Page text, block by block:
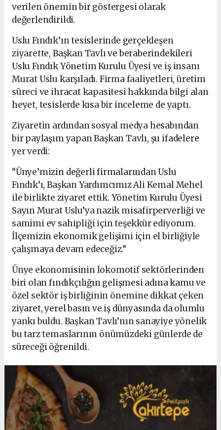
verilen önemin bir göstergesi olarak
değerlendirildi.
Uslu Fındık’ın tesislerinde gerçekleşen
ziyarette, Başkan Tavlı ve beraberindekileri
Uslu Fındık Yönetim Kurulu Üyesi ve iş insanı
Murat Uslu karşıladı. Firma faaliyetleri, üretim
süreci ve ihracat kapasitesi hakkında bilgi alan
heyet, tesislerde kısa bir inceleme de yaptı.
Ziyaretin ardından sosyal medya hesabından
bir paylaşım yapan Başkan Tavlı, şu ifadelere
yer verdi:
“Ünye’mizin değerli firmalarından Uslu
Fındık’ı, Başkan Yardımcımız Ali Kemal Mehel
ile birlikte ziyaret ettik. Yönetim Kurulu Üyesi
Sayın Murat Uslu’ya nazik misafirperverliği ve
samimi ev sahipliği için teşekkür ediyorum.
İlçemizin ekonomik gelişimi için el birliğiyle
çalışmaya devam edeceğiz.”
Ünye ekonomisinin lokomotif sektörlerinden
biri olan fındıkçılığın gelişmesi adına kamu ve
özel sektör iş birliğinin önemine dikkat çeken
ziyaret, yerel basın ve iş dünyasında da olumlu
yankı buldu. Başkan Tavlı’nın sanayiye yönelik
bu tarz temaslarının önümüzdeki günlerde de
süreceği öğrenildi.